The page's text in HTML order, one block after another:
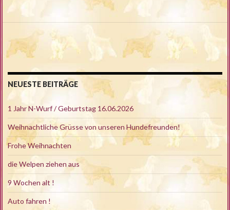
NEUESTE BEITRÄGE
1 Jahr N-Wurf / Geburtstag 16.06.2026
Weihnachtliche Grüsse von unseren Hundefreunden!
Frohe Weihnachten
die Welpen ziehen aus
9 Wochen alt !
Auto fahren !